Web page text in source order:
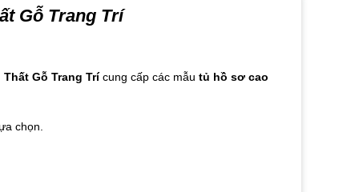
Gỗ Trang Trí
Thất Gỗ Trang Trícung cấp các mẫu tủ hồ sơ cao
chọn.